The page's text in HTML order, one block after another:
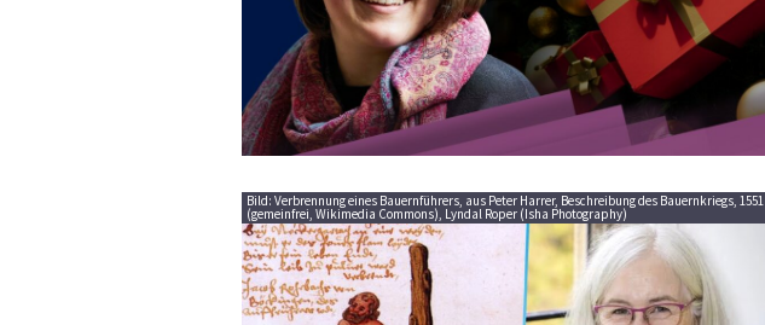
Bild: Verbrennung eines Bauernführers, aus Peter Harrer, Beschreibung des Bauernkriegs, 1551
(gemeinfrei, Wikimedia Commons), Lyndal Roper (Isha Photography)